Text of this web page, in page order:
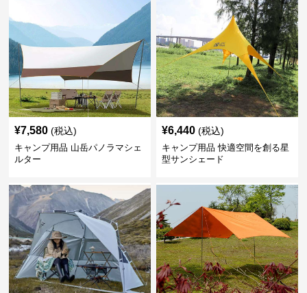
¥7,580 (税込)
キャンプ用品 山岳パノラマシェ
ルター
¥6,440 (税込)
キャンプ用品 快適空間を創る星
型サンシェード